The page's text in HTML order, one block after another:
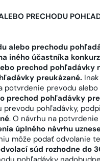
PRECHODU
alebo prechodu
iného účastníka
prechod pohľadávky
preukázané.
potvrdenie prevodu
prechod pohľadávky
pohľadávky,
. O návrhu na
úplného návrhu
môže podať odvolanie
súd rozhodne do